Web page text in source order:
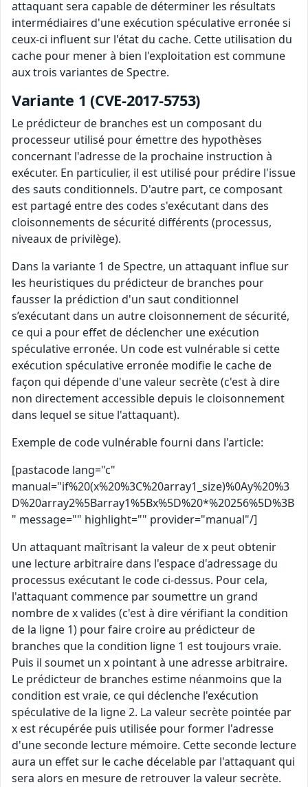
attaquant sera capable de déterminer les résultats
intermédiaires d'une exécution spéculative erronée si
ceux-ci influent sur l'état du cache. Cette utilisation du
cache pour mener à bien l'exploitation est commune
aux trois variantes de Spectre.
Variante 1 (CVE-2017-5753)
Le prédicteur de branches est un composant du
processeur utilisé pour émettre des hypothèses
concernant l'adresse de la prochaine instruction à
exécuter. En particulier, il est utilisé pour prédire l'issue
des sauts conditionnels. D'autre part, ce composant
est partagé entre des codes s'exécutant dans des
cloisonnements de sécurité différents (processus,
niveaux de privilège).
Dans la variante 1 de Spectre, un attaquant influe sur
les heuristiques du prédicteur de branches pour
fausser la prédiction d'un saut conditionnel
s’exécutant dans un autre cloisonnement de sécurité,
ce qui a pour effet de déclencher une exécution
spéculative erronée. Un code est vulnérable si cette
exécution spéculative erronée modifie le cache de
façon qui dépende d'une valeur secrète (c'est à dire
non directement accessible depuis le cloisonnement
dans lequel se situe l'attaquant).
Exemple de code vulnérable fourni dans l'article:
[pastacode lang="c"
manual="if%20(x%20%3C%20array1_size)%0Ay%20%3
D%20array2%5Barray1%5Bx%5D%20*%20256%5D%3B
" message="" highlight="" provider="manual"/]
Un attaquant maîtrisant la valeur de x peut obtenir
une lecture arbitraire dans l'espace d'adressage du
processus exécutant le code ci-dessus. Pour cela,
l'attaquant commence par soumettre un grand
nombre de x valides (c'est à dire vérifiant la condition
de la ligne 1) pour faire croire au prédicteur de
branches que la condition ligne 1 est toujours vraie.
Puis il soumet un x pointant à une adresse arbitraire.
Le prédicteur de branches estime néanmoins que la
condition est vraie, ce qui déclenche l'exécution
spéculative de la ligne 2. La valeur secrète pointée par
x est récupérée puis utilisée pour former l'adresse
d'une seconde lecture mémoire. Cette seconde lecture
aura un effet sur le cache décelable par l'attaquant qui
sera alors en mesure de retrouver la valeur secrète.